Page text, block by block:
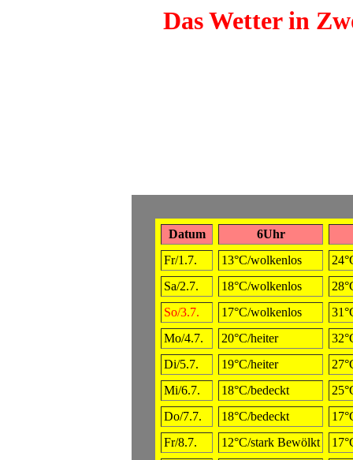
Das Wetter in
Datum
6Uhr
Fr/1.7.
13°C/wolkenlos
Sa/2.7.
18°C/wolkenlos
So/3.7.
17°C/wolkenlos
Mo/4.7.
20°C/heiter
Di/5.7.
19°C/heiter
Mi/6.7.
18°C/bedeckt
Do/7.7.
18°C/bedeckt
Fr/8.7.
12°C/stark Bewölkt